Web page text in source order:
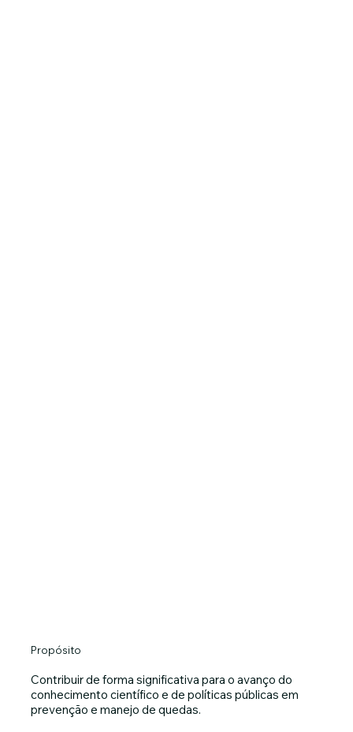
Contribuir de forma significativa para o avanço do
conhecimento científico e de políticas públicas em
prevenção e manejo de quedas.
Propósito